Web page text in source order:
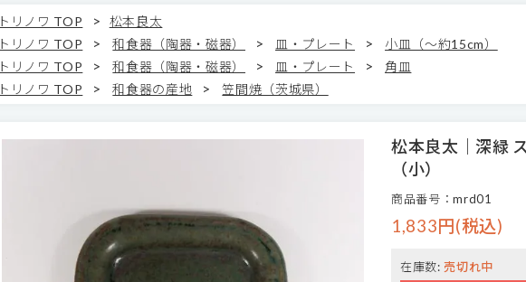
トリノワ TOP >
松本良太
トリノワ TOP
> 和食器（陶器・磁器） > 皿・プレート >
小皿（～約15cm）
トリノワ TOP
> 和食器（陶器・磁器） > 皿・プレート >
角皿
トリノワ TOP
> 和食器の産地 > 笠間焼（茨城県）
松本良太｜深緑
（小）
商品番号：mrd01
1,833円(税込)
在庫数: 売切れ中